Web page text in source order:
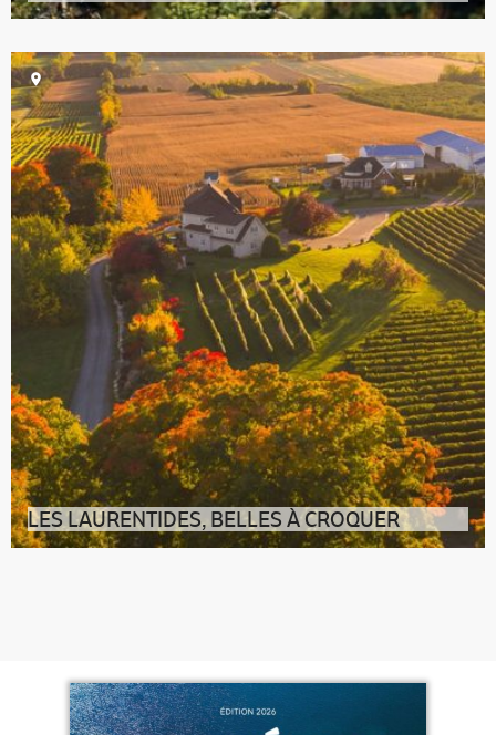
Histoire de prendre une ultime dose de vitamine D
avant de sortir les bottes de
LES LAURENTIDES, BELLES À CROQUER